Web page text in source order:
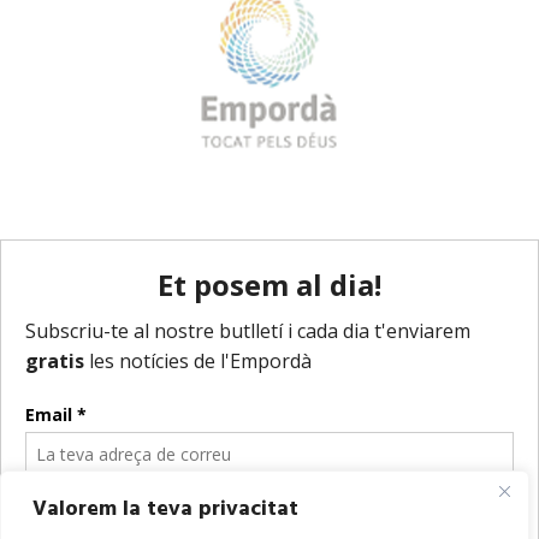
Valorem la teva privacitat